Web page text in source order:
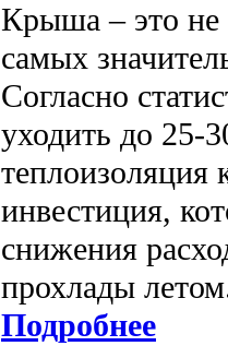
Крыша – это не
самых
Согласно
уходить до 25-
теплоизоляция
инвестиция,
снижения
прохлады
Подробнее